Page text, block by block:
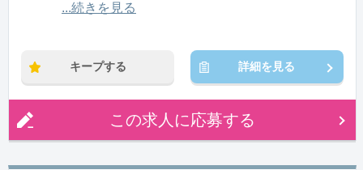
12:00〜21:00(休憩1:00)
...続きを見る
キープする 詳細を見る
この求人に応募する